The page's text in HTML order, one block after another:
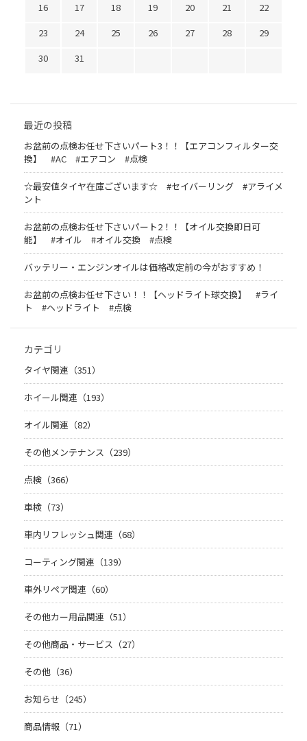
16
17 18 19 20 21
22
23
24 25 26 27 28
29
30
31
最近の投稿
お盆前の点検お任せ下さいパート3！！【エアコンフィルター交
換】 #AC #エアコン #点検
☆最安値タイヤ在庫ございます☆ #セイバーリング #アライメ
ント
お盆前の点検お任せ下さいパート2！！【オイル交換即日可
能】 #オイル #オイル交換 #点検
バッテリー・エンジンオイルは価格改定前の今がおすすめ！
お盆前の点検お任せ下さい！！【ヘッドライト球交換】 #ライ
ト #ヘッドライト #点検
カテゴリ
タイヤ関連（351）
ホイール関連（193）
オイル関連（82）
その他メンテナンス（239）
点検（366）
車検（73）
車内リフレッシュ関連（68）
コーティング関連（139）
車外リペア関連（60）
その他カー用品関連（51）
その他商品・サービス（27）
その他（36）
お知らせ（245）
商品情報（71）